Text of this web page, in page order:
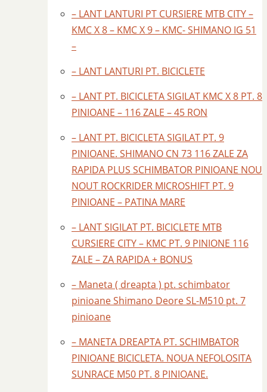
– LANT LANTURI PT CURSIERE MTB CITY –
KMC X 8 – KMC X 9 – KMC- SHIMANO IG 51
–
– LANT LANTURI PT. BICICLETE
– LANT PT. BICICLETA SIGILAT KMC X 8 PT. 8
PINIOANE – 116 ZALE – 45 RON
– LANT PT. BICICLETA SIGILAT PT. 9
PINIOANE. SHIMANO CN 73 116 ZALE ZA
RAPIDA PLUS SCHIMBATOR PINIOANE NOU
NOUT ROCKRIDER MICROSHIFT PT. 9
PINIOANE – PATINA MARE
– LANT SIGILAT PT. BICICLETE MTB
CURSIERE CITY – KMC PT. 9 PINIONE 116
ZALE – ZA RAPIDA + BONUS
– Maneta ( dreapta ) pt. schimbator
pinioane Shimano Deore SL-M510 pt. 7
pinioane
– MANETA DREAPTA PT. SCHIMBATOR
PINIOANE BICICLETA. NOUA NEFOLOSITA
SUNRACE M50 PT. 8 PINIOANE.